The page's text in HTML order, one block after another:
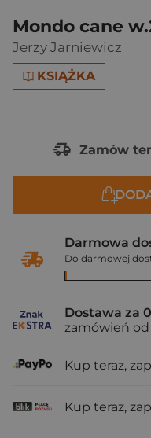
Mondo cane
Jerzy Jarniewicz
KSIĄŻKA
Zamów
Darmowa
Do darmowej
Dostawa za 0
zamówień od
Kup teraz,
Kup teraz,